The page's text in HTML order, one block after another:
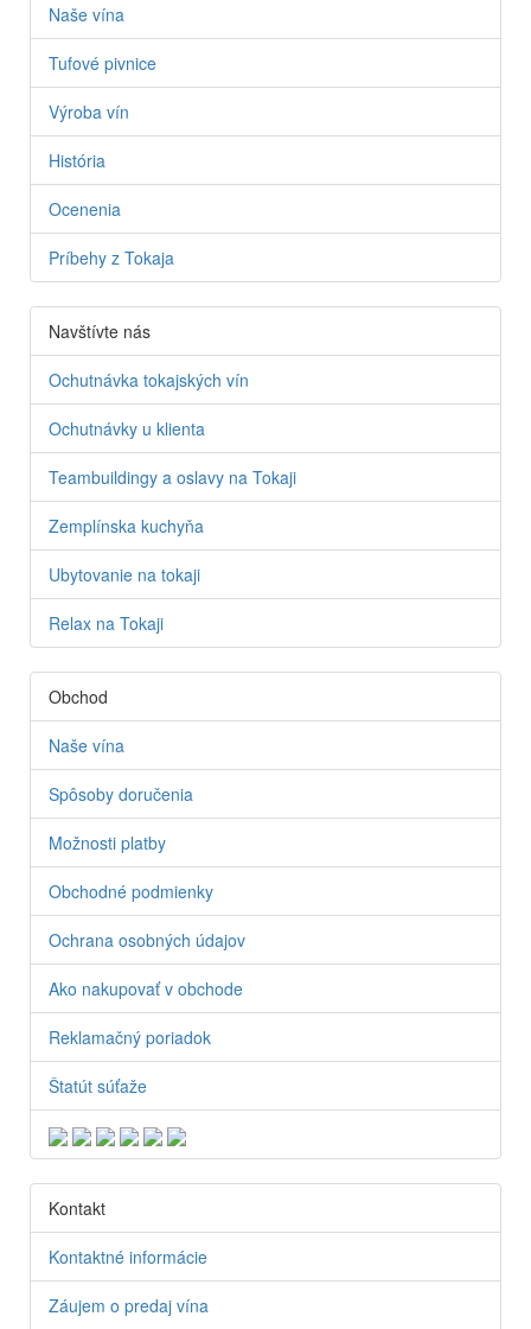
Naše vína
Tufové pivnice
Výroba vín
História
Ocenenia
Príbehy z Tokaja
Navštívte nás
Ochutnávka tokajských vín
Ochutnávky u klienta
Teambuildingy a oslavy na Tokaji
Zemplínska kuchyňa
Ubytovanie na tokaji
Relax na Tokaji
Obchod
Naše vína
Spôsoby doručenia
Možnosti platby
Obchodné podmienky
Ochrana osobných údajov
Ako nakupovať v obchode
Reklamačný poriadok
Štatút súťaže
Kontakt
Kontaktné informácie
Záujem o predaj vína